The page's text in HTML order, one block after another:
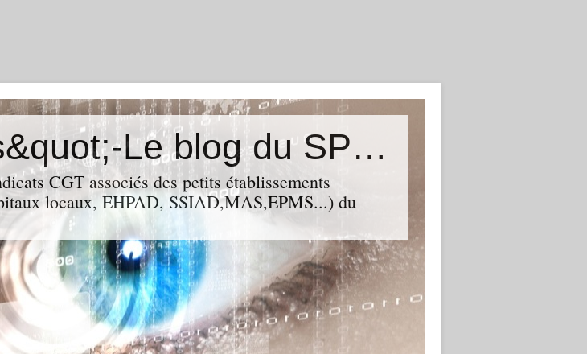
&quot;Résistances&quot;-Le blog du SPHAB/CGT (56-Guémené-sur-Scorff) et des Syndicats CGT associés des petits établissements sanitaires, sociaux et médico-sociaux du Morbihan qui résistent à la casse
CGT associés des petits établissements
locaux, EHPAD, SSIAD,MAS,EPMS...) du